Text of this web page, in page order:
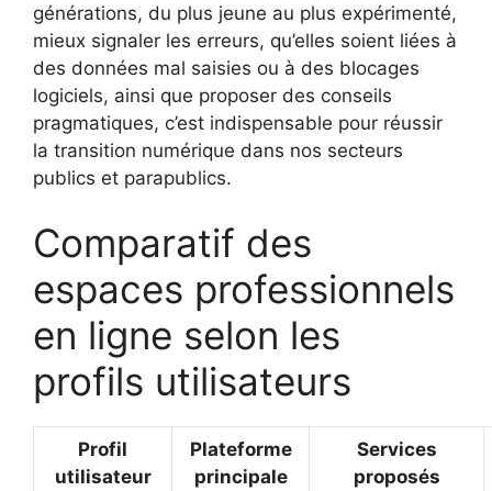
générations, du plus jeune au plus expérimenté,
mieux signaler les erreurs, qu’elles soient liées à
des données mal saisies ou à des blocages
logiciels, ainsi que proposer des conseils
pragmatiques, c’est indispensable pour réussir
la transition numérique dans nos secteurs
publics et parapublics.
Comparatif des
espaces professionnels
en ligne selon les
profils utilisateurs
Profil
utilisateur
Plateforme
principale
Services
proposés